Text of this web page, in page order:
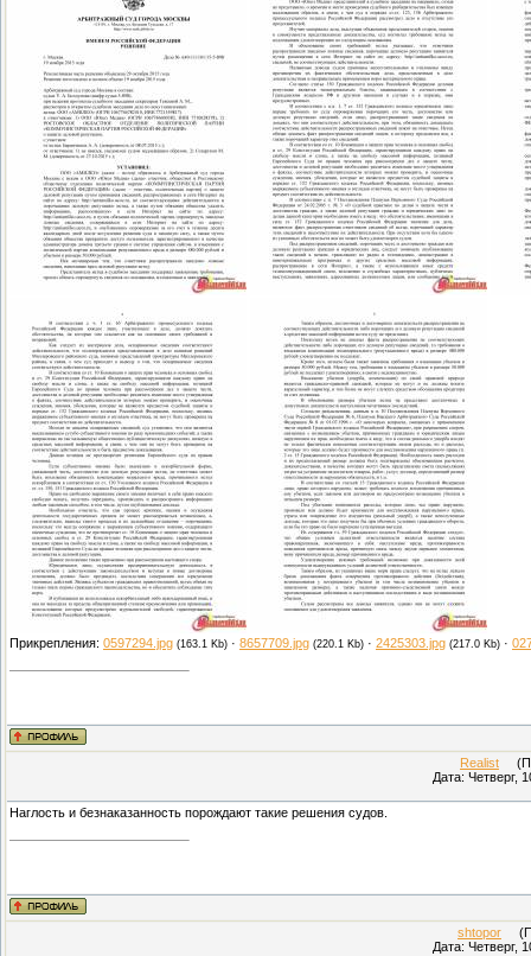
Прикрепления: 0597294.jpg (163.1 Kb) · 8657709.jpg (220.1 Kb) · 2425303.jpg (217.0 Kb) ·
Realist
Дата: Четверг,
Наглость и безнаказанность порождают такие решения судов.
shtopor
Дата: Четверг,